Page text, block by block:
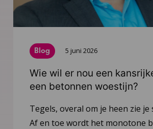
Blog 5 juni 2026
Wie wil er nou een
een betonnen woestijn?
Tegels, overal om je heen zie je
Af en toe wordt het monotone